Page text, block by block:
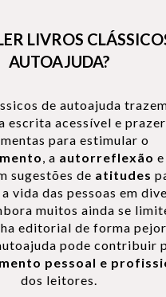
LIVROS
AUTOAJUDA?
de autoajuda
escrita acessível e
para estimular o
, a autorreflexão
sugestões de atitudes
vida das pessoas em
muitos ainda se
editorial de forma
pode contribuir
pessoal e
dos leitores.